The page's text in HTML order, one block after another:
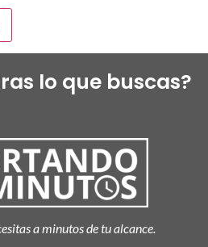
lo que buscas?
a minutos de tu alcance.